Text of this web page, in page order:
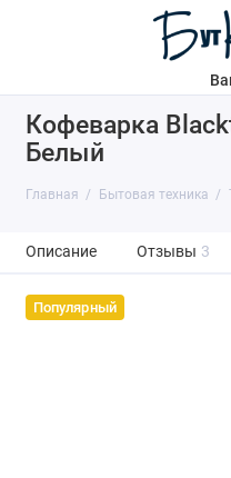
Кофеварка
Белый
Главная Бытовая техника
Описание Отзывы 3
Популярный